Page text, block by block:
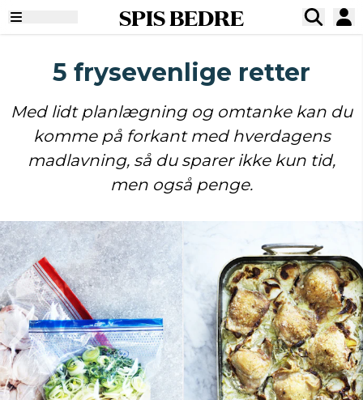
SPIS BEDRE
5 frysevenlige retter
Med lidt planlægning og omtanke kan du
komme på forkant med hverdagens
madlavning, så du sparer ikke kun tid,
men også penge.